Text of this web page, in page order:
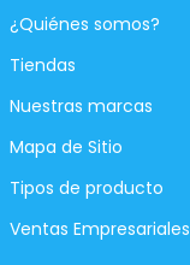
¿Quiénes somos?
Tiendas
Nuestras marcas
Mapa de Sitio
Tipos de producto
Ventas Empresariales